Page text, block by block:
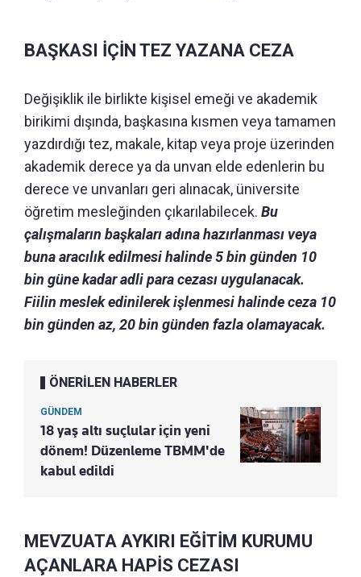
BAŞKASI İÇİN TEZ YAZANA CEZA
Değişiklik ile birlikte kişisel emeği ve akademik
birikimi dışında, başkasına kısmen veya tamamen
yazdırdığı tez, makale, kitap veya proje üzerinden
akademik derece ya da unvan elde edenlerin bu
derece ve unvanları geri alınacak, üniversite
öğretim mesleğinden çıkarılabilecek. Bu
çalışmaların başkaları adına hazırlanması veya
buna aracılık edilmesi halinde 5 bin günden 10
bin güne kadar adli para cezası uygulanacak.
Fiilin meslek edinilerek işlenmesi halinde ceza 10
bin günden az, 20 bin günden fazla olamayacak.
ÖNERİLEN HABERLER
GÜNDEM
18 yaş altı suçlular için yeni
dönem! Düzenleme TBMM'de
kabul edildi
MEVZUATA AYKIRI EĞİTİM KURUMU
AÇANLARA HAPİS CEZASI